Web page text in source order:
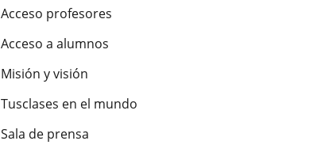
Acceso profesores
Acceso a alumnos
Misión y visión
Tusclases en el mundo
Sala de prensa